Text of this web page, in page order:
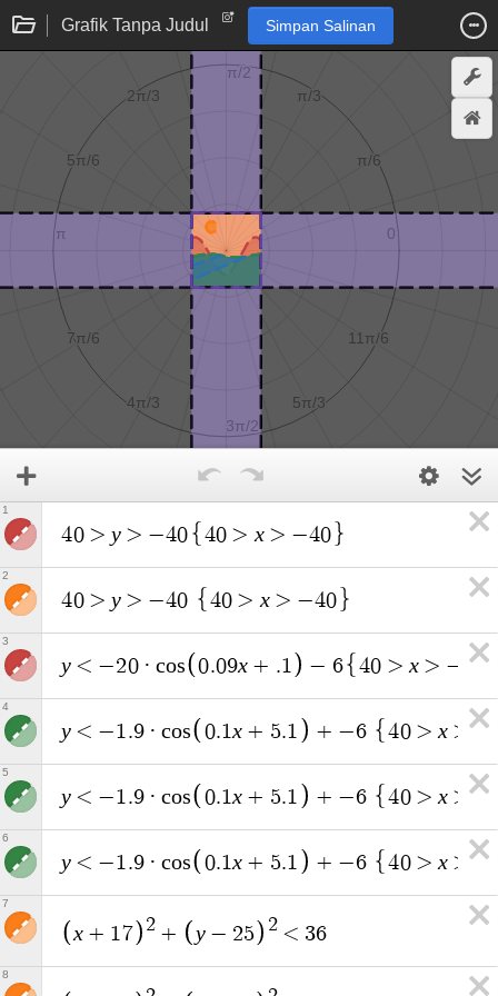
Grafik Tanpa Judul Simpan Salinan
40 > y > −40 40 > x > −40
1
40 > y > −40 40 > x > −40
2
y < −20 · cos 0.09x + .1 − 6 40 > x > − 40
3
y < −1.9 · cos 0.1x + 5.1 + −6 40 > x > −
4
y < −1.9 · cos 0.1x + 5.1 + −6 40 > x > −
5
y < −1.9 · cos 0.1x + 5.1 + −6 40 > x > −
6
x + 17 2 + y − 25 2 < 36
7
8